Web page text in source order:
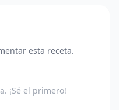
esta receta.
¡Sé el primero!